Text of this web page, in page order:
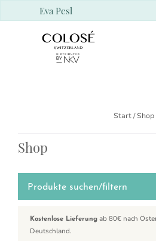
Eva Pesl
Start/ Shop
Shop
Produkte suchen/filtern
Kostenlose Lieferung ab 80€ nach
Deutschland.